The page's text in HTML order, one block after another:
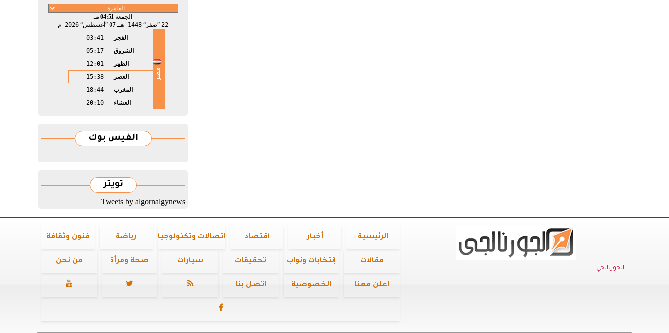
الجمعة 04:51 مـ
22 صفر 1448 هـ 07 أغسطس 2026 م
مصر
الفجر
03:41
الشروق
05:17
الظهر
12:01
العصر
15:38
المغرب
18:44
العشاء
20:10
الفيس بوك
تويتر
Tweets by algornalgynews
الجورنالجي
الرئيسية أخبار اقتصاد اتصالات وتكنولوجيا رياضة فنون وثقافة
مقالات إنتخابات ونواب تحقيقات سيارات صحة ومرأة من نحن
اعلن معنا الخصوصية اتصل بنا 


